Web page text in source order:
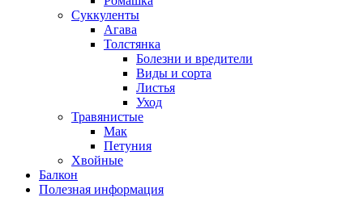
Суккуленты
Агава
Толстянка
Болезни и вредители
Виды и сорта
Листья
Уход
Травянистые
Мак
Петуния
Хвойные
Балкон
Полезная информация